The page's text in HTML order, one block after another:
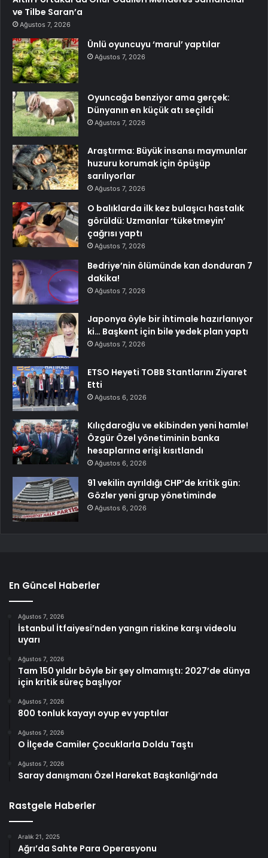
ve Tilbe Saran’a
Ağustos 7, 2026
Ünlü oyuncuyu ‘marul’ yaptılar
Ağustos 7, 2026
Oyuncağa benziyor ama gerçek:
Dünyanın en küçük atı seçildi
Ağustos 7, 2026
Araştırma: Büyük insansı maymunlar
huzuru korumak için öpüşüp
sarılıyorlar
Ağustos 7, 2026
O balıklarda ilk kez bulaşıcı hastalık
görüldü: Uzmanlar ‘tüketmeyin’
çağrısı yaptı
Ağustos 7, 2026
Bedriye’nin ölümünde kan donduran 7
dakika!
Ağustos 7, 2026
Japonya öyle bir ihtimale hazırlanıyor
ki… Başkent için bile yedek plan yaptı
Ağustos 7, 2026
ETSO Heyeti TOBB Stantlarını Ziyaret
Etti
Ağustos 6, 2026
Kılıçdaroğlu ve ekibinden yeni hamle!
Özgür Özel yönetiminin banka
hesaplarına erişi kısıtlandı
Ağustos 6, 2026
91 vekilin ayrıldığı CHP’de kritik gün:
Gözler yeni grup yönetiminde
Ağustos 6, 2026
En Güncel Haberler
Ağustos 7, 2026
İstanbul İtfaiyesi’nden yangın riskine karşı videolu
uyarı
Ağustos 7, 2026
Tam 150 yıldır böyle bir şey olmamıştı: 2027’de dünya
için kritik süreç başlıyor
Ağustos 7, 2026
800 tonluk kayayı oyup ev yaptılar
Ağustos 7, 2026
O İlçede Camiler Çocuklarla Doldu Taştı
Ağustos 7, 2026
Saray danışmanı Özel Harekat Başkanlığı’nda
Rastgele Haberler
Aralık 21, 2025
Ağrı’da Sahte Para Operasyonu